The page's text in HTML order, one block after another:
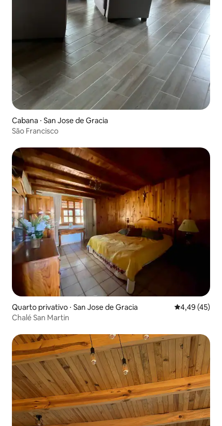
Cabana ⋅ San Jose de Gracia
São Francisco
Quarto privativo ⋅ San Jose de Gracia 4,49 de uma
4,49 (45)
Chalé San Martin